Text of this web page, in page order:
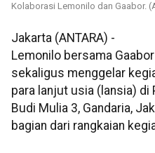
Kolaborasi Lemonilo dan Gaabor.
Jakarta (ANTARA) -
Lemonilo bersama
sekaligus menggelar
para lanjut usia (lansia) di
Budi Mulia 3, Gandaria,
bagian dari rangkaian